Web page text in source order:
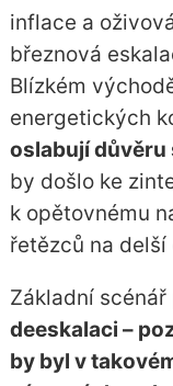
inflace a
březnová
Blízkém
energetických
oslabují
by došlo ke
k opětovnému
řetězců na delší
Základní
deeskalaci –
by byl v